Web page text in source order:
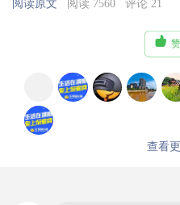
阅读原文 阅读 7560 评论 21
 赞
查看